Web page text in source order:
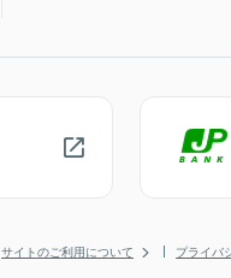
サイトのご利用について プライバ